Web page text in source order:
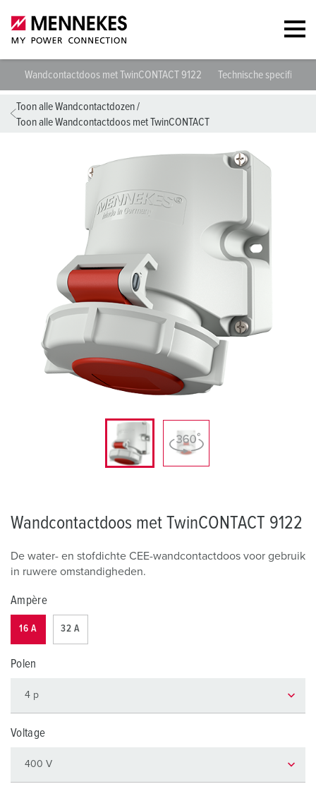
Wandcontactdoos met TwinCONTACT 9122 Technische specificaties
Toon alle Wandcontactdozen/
Toon alle Wandcontactdoos met TwinCONTACT
Wandcontactdoos met TwinCONTACT 9122
De water- en stofdichte CEE-wandcontactdoos voor gebruik
in ruwere omstandigheden.
Ampère
16 A 32 A
Polen
Voltage